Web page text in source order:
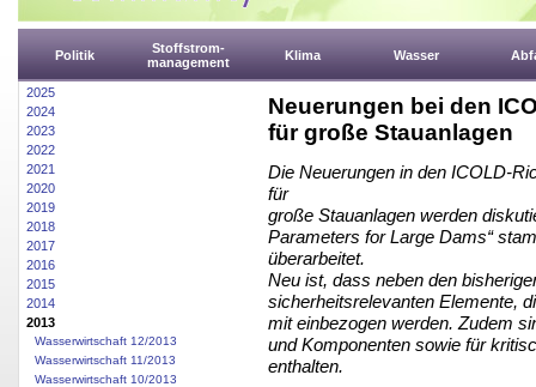
Politik
Stoffstrom-
management
Klima Wasser
2025
2024
2023
2022
2021
2020
2019
2018
2017
2016
2015
2014
2013
Wasserwirtschaft 12/2013
Wasserwirtschaft 11/2013
Wasserwirtschaft 10/2013
Neuerungen bei den
für große Stauanlagen
Die Neuerungen in den ICOLD-
für
große Stauanlagen werden
Parameters for Large Dams“
überarbeitet.
Neu ist, dass neben den
sicherheitsrelevanten Elemente,
mit einbezogen werden. Zudem
und Komponenten sowie für
enthalten.